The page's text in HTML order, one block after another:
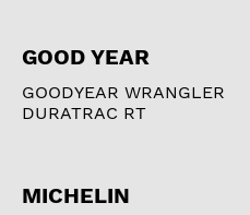
GOOD YEAR
GOODYEAR WRANGLER
DURATRAC RT
MICHELIN